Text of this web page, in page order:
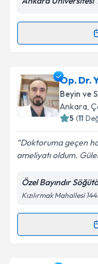
Kişisel
Randevu
Doç. Dr.
oluşturun. Size
takvim
Kişisel
Metni'ni
Op. Dr.
Beyin ve
Ankara,
5 (11
Doktoruma geçen
ameliyatı oldum.
Özel Bayındır
Kızılırmak Mahallesi
Randevu